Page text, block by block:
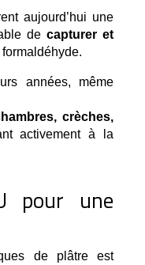
de capturer et
années, même
crèches,
activement à la
pour une
de plâtre est